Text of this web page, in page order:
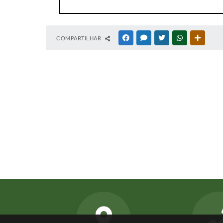
COMPARTILHAR FACEBOOKMESSENGER
TWITTERWHATSAPP